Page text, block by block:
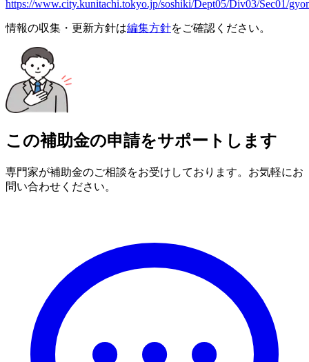
https://www.city.kunitachi.tokyo.jp/soshiki/Dept05/Div03/Sec01/
情報の収集・更新方針は編集方針をご確認ください。
この補助金の申請をサポートします
専門家が補助金のご相談をお受けしております。お気軽にお
問い合わせください。